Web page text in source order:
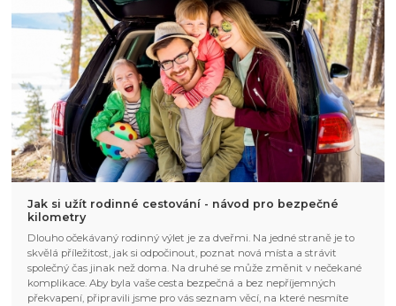
Jak si užít rodinné cestování - návod pro bezpečné
kilometry
Dlouho očekávaný rodinný výlet je za dveřmi. Na jedné straně je to
skvělá příležitost, jak si odpočinout, poznat nová místa a strávit
společný čas jinak než doma. Na druhé se může změnit v nečekané
komplikace. Aby byla vaše cesta bezpečná a bez nepříjemných
překvapení, připravili jsme pro vás seznam věcí, na které nesmíte